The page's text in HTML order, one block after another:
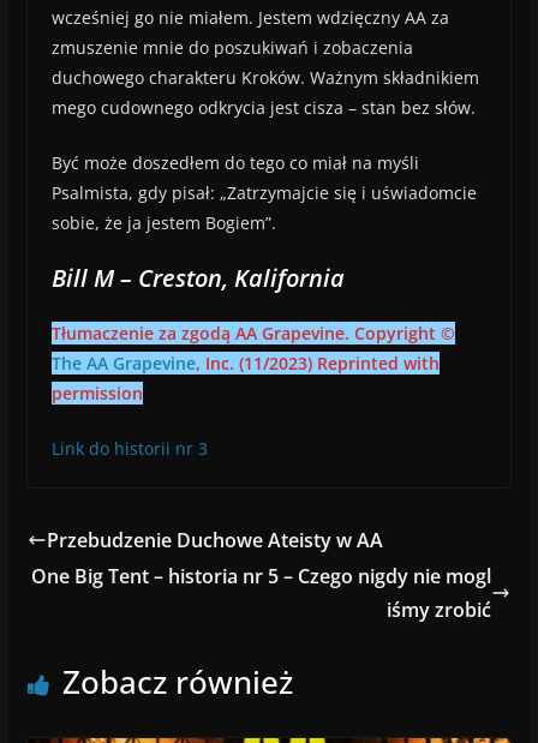
wcześniej go nie miałem. Jestem wdzięczny AA za
zmuszenie mnie do poszukiwań i zobaczenia
duchowego charakteru Kroków. Ważnym składnikiem
mego cudownego odkrycia jest cisza – stan bez słów.
Być może doszedłem do tego co miał na myśli
Psalmista, gdy pisał: „Zatrzymajcie się i uświadomcie
sobie, że ja jestem Bogiem”.
Bill M – Creston, Kalifornia
Tłumaczenie za zgodą AA Grapevine. Copyright ©
The AA Grapevine, Inc. (11/2023) Reprinted with
permission
Link do historii nr 3
Przebudzenie Duchowe Ateisty w AA
One Big Tent – historia nr 5 – Czego nigdy nie mogl
iśmy zrobić
Zobacz również